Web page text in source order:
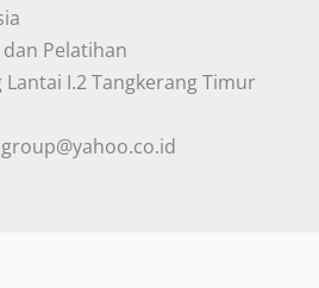
Pelatihan
Lantai I.2 Tangkerang Timur